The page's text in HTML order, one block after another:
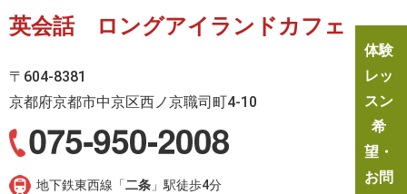
英会話 ロングアイランドカフェ
〒604-8381
京都府京都市中京区西ノ京職司町4-10
地下鉄東西線「二条 」駅徒歩4分
体験
レッ
スン
希
望・
お問